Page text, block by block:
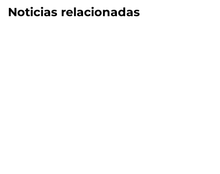
Noticias relacionadas